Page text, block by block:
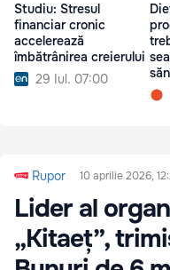
Studiu: Stresul
financiar cronic
accelerează
îmbătrânirea creierului
29 Iul. 07:00
Rupor 10 aprilie 2026,
Lider al
„Kitaeț”,